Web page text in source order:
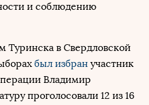
и соблюдению
Туринска в Свердловской
был избран участник
Владимир
проголосовали 12 из 16